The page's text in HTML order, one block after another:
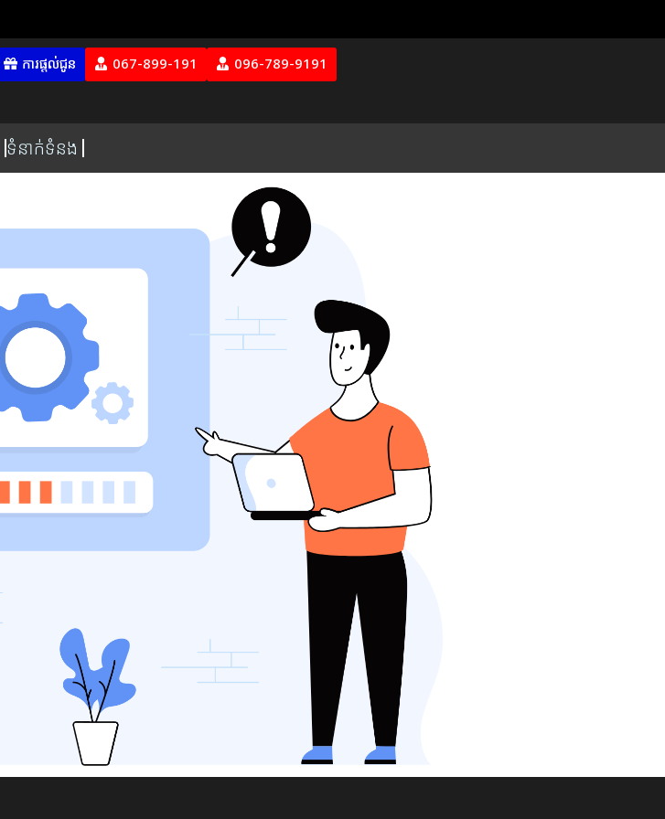
ការផ្តល់ជូន 067-899-191 096-789-9191
ទំនាក់ទំនង